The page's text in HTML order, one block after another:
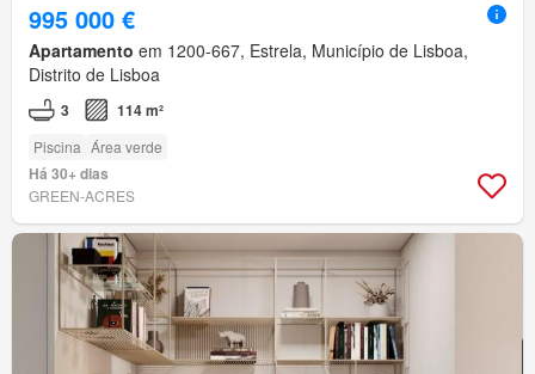
995 000 €
Apartamento em 1200-667, Estrela, Município de Lisboa,
Distrito de Lisboa
3 114 m²
Piscina Área verde
Há 30+ dias
GREEN-ACRES